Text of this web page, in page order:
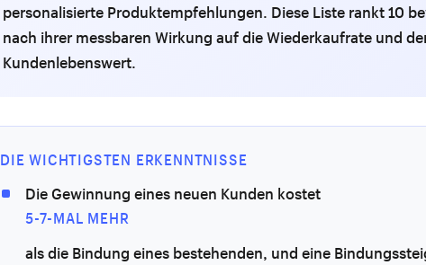
personalisierte Produktempfehlungen. Diese Liste rankt 10
nach ihrer messbaren Wirkung auf die Wiederkaufrate und
Kundenlebenswert.
DIE WICHTIGSTEN ERKENNTNISSE
Die Gewinnung eines neuen Kunden kostet
5-7-MAL MEHR
als die Bindung eines bestehenden, und eine